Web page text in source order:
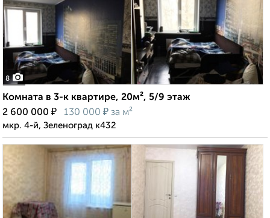
8
Комната в 3-к квартире, 20м², 5/9 этаж
2 600 000 ₽ 130 000 ₽ за м²
мкр. 4-й, Зеленоград к432